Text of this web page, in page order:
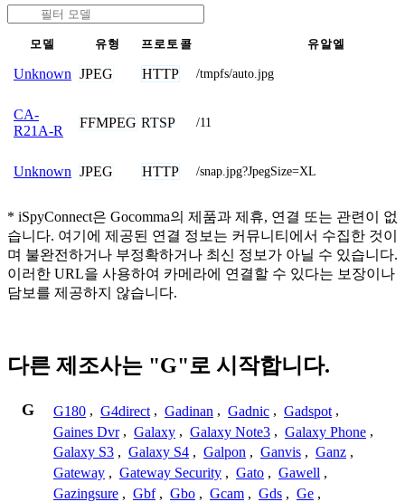
모델 유형 프로토콜 유알엘
Unknown JPEG HTTP /tmpfs/auto.jpg
CA-
R21A-R
FFMPEG RTSP /11
Unknown JPEG HTTP /snap.jpg?JpegSize=XL
* iSpyConnect은 Gocomma의 제품과 제휴, 연결 또는 관련이 없
습니다. 여기에 제공된 연결 정보는 커뮤니티에서 수집한 것이
며 불완전하거나 부정확하거나 최신 정보가 아닐 수 있습니다.
이러한 URL을 사용하여 카메라에 연결할 수 있다는 보장이나
담보를 제공하지 않습니다.
다른 제조사는 "G"로 시작합니다.
G G180 , G4direct , Gadinan , Gadnic , Gadspot ,
Gaines Dvr , Galaxy , Galaxy Note3 , Galaxy Phone ,
Galaxy S3 , Galaxy S4 , Galpon , Ganvis , Ganz ,
Gateway , Gateway Security , Gato , Gawell ,
Gazingsure , Gbf , Gbo , Gcam , Gds , Ge ,